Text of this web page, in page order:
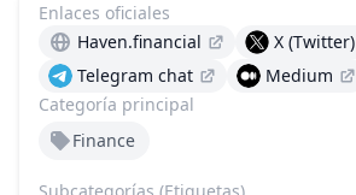
Categoría principal
Finance
Enlaces oficiales
Haven.financial
X (Twitter)
Telegram chat
Medium